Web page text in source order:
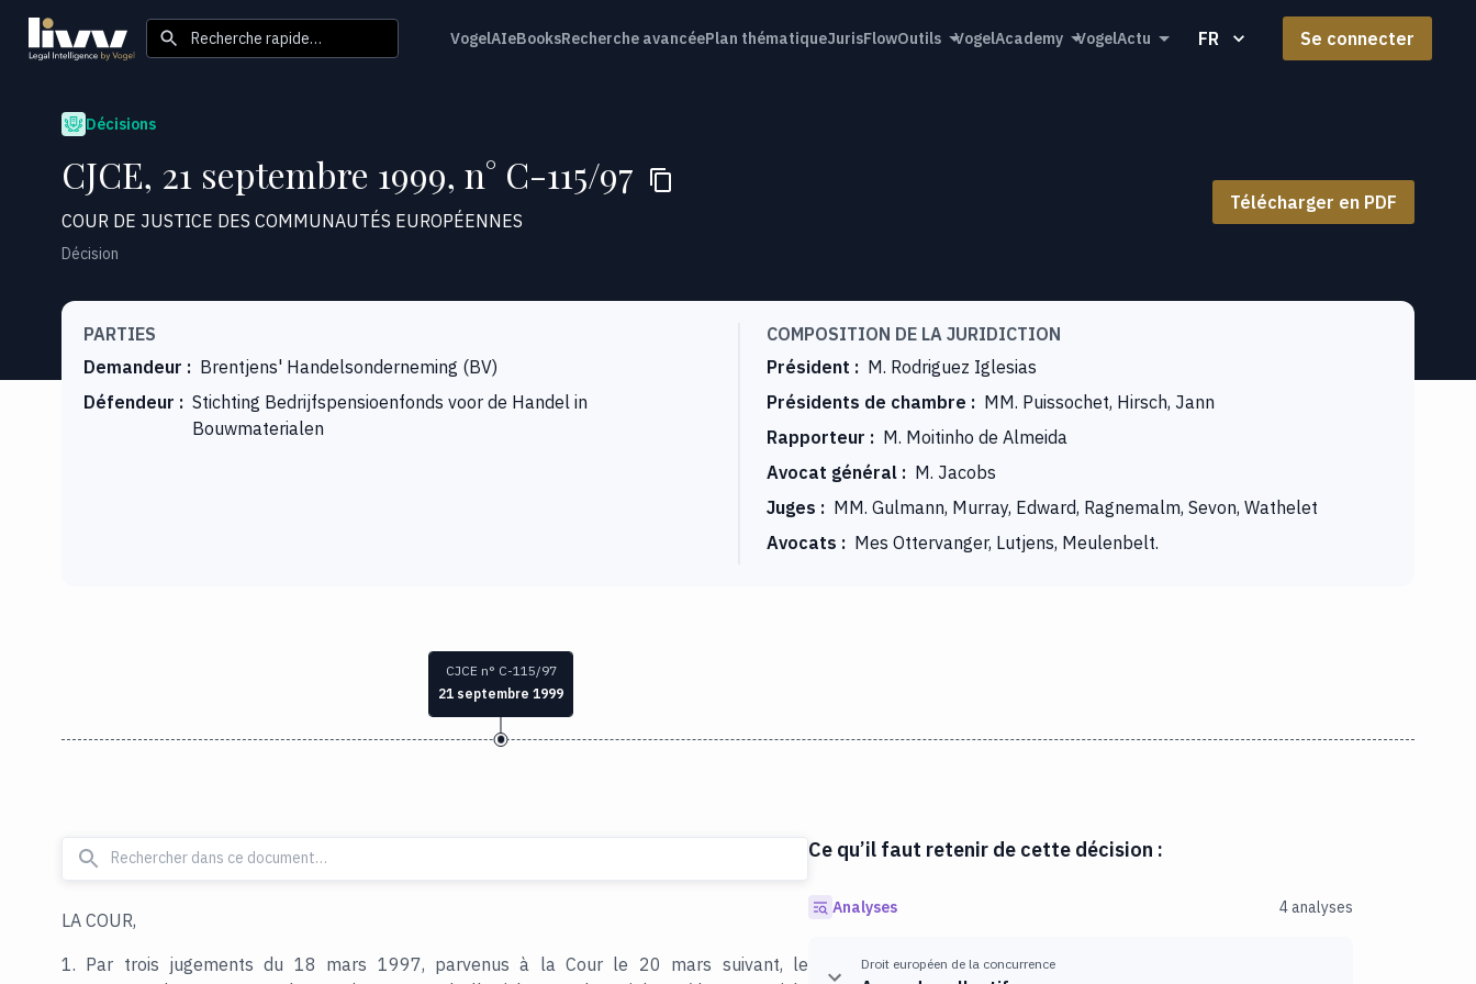
Recherche rapide… VogelAIeBooksRecherche avancéePlan thématiqueJurisFlowOutils VogelAcademy VogelActu FR Se connecter
Décisions
CJCE, 21 septembre 1999, n° C-115/97
COUR DE JUSTICE DES COMMUNAUTÉS EUROPÉENNES
Télécharger en PDF
Décision
PARTIES
Demandeur : Brentjens' Handelsonderneming (BV)
Défendeur : Stichting Bedrijfspensioenfonds voor de Handel in
Bouwmaterialen
COMPOSITION DE LA JURIDICTION
Président : M. Rodriguez Iglesias
Présidents de chambre : MM. Puissochet, Hirsch, Jann
Rapporteur : M. Moitinho de Almeida
Avocat général : M. Jacobs
Juges : MM. Gulmann, Murray, Edward, Ragnemalm, Sevon, Wathelet
Avocats : Mes Ottervanger, Lutjens, Meulenbelt.
CJCE n° C-115/97
21 septembre 1999
LA COUR,
1. Par trois jugements du 18 mars 1997, parvenus à la Cour le 20 mars suivant, le
Ce qu’il faut retenir de cette décision :
Analyses 4 analyses
Droit européen de la concurrence